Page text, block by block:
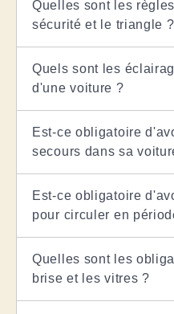
Quelles sont les
sécurité et le triangle ?
Quels sont les
d'une voiture ?
Est-ce obligatoire
secours dans sa
Est-ce obligatoire
pour circuler en
Quelles sont les
brise et les vitres ?